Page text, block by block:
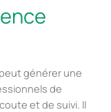
générer une
de
et de suivi. Il